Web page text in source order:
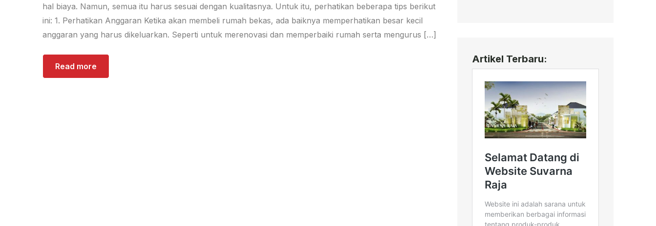
hal biaya. Namun, semua itu harus sesuai dengan kualitasnya. Untuk itu, perhatikan beberapa tips berikut
ini: 1. Perhatikan Anggaran Ketika akan membeli rumah bekas, ada baiknya memperhatikan besar kecil
anggaran yang harus dikeluarkan. Seperti untuk merenovasi dan memperbaiki rumah serta mengurus […]
Read more
Artikel Terbaru: